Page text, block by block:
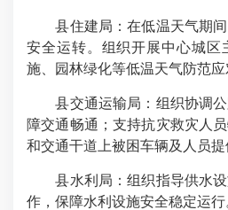
县住建局：在低温天气期间
安全运转。组织开展中心城区
施、园林绿化等低温天气防范应
县交通运输局：组织协调公
障交通畅通；支持抗灾救灾人
和交通干道上被困车辆及人员提
县水利局：组织指导供水设
作，保障水利设施安全稳定运行